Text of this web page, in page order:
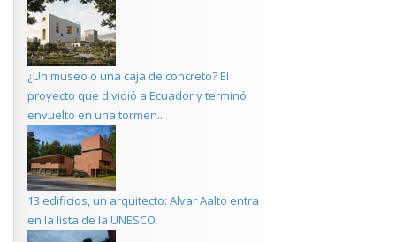
¿Un museo o una caja de concreto? El
proyecto que dividió a Ecuador y terminó
envuelto en una tormen...
13 edificios, un arquitecto: Alvar Aalto entra
en la lista de la UNESCO